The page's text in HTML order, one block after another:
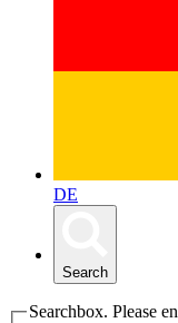
DE
Search
Searchbox. Please